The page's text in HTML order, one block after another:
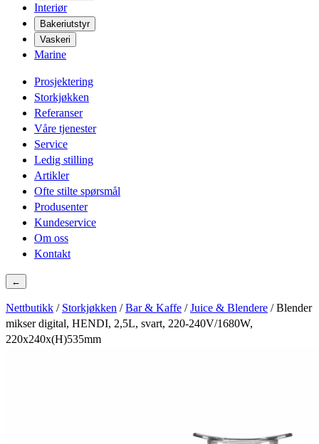
Interiør
Bakeriutstyr
Vaskeri
Marine
Prosjektering
Storkjøkken
Referanser
Våre tjenester
Service
Ledig stilling
Artikler
Ofte stilte spørsmål
Produsenter
Kundeservice
Om oss
Kontakt
←
Nettbutikk / Storkjøkken /Bar & Kaffe /Juice & Blendere / Blender
mikser digital, HENDI, 2,5L, svart, 220-240V/1680W,
220x240x(H)535mm